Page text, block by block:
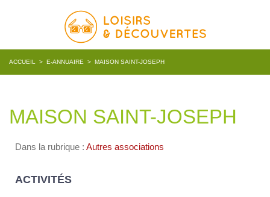
ACCUEIL > E-ANNUAIRE > MAISON SAINT-JOSEPH
MAISON SAINT-JOSEPH
Dans la rubrique : Autres associations
ACTIVITÉS